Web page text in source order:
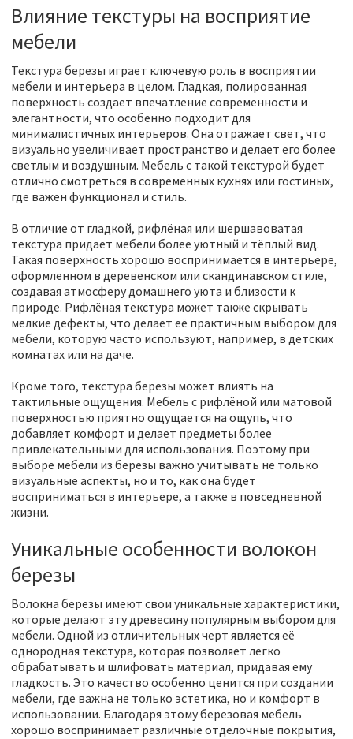
Влияние текстуры на восприятие
мебели
Текстура березы играет ключевую роль в восприятии
мебели и интерьера в целом. Гладкая, полированная
поверхность создает впечатление современности и
элегантности, что особенно подходит для
минималистичных интерьеров. Она отражает свет, что
визуально увеличивает пространство и делает его более
светлым и воздушным. Мебель с такой текстурой будет
отлично смотреться в современных кухнях или гостиных,
где важен функционал и стиль.
В отличие от гладкой, рифлёная или шершавоватая
текстура придает мебели более уютный и тёплый вид.
Такая поверхность хорошо воспринимается в интерьере,
оформленном в деревенском или скандинавском стиле,
создавая атмосферу домашнего уюта и близости к
природе. Рифлёная текстура может также скрывать
мелкие дефекты, что делает её практичным выбором для
мебели, которую часто используют, например, в детских
комнатах или на даче.
Кроме того, текстура березы может влиять на
тактильные ощущения. Мебель с рифлёной или матовой
поверхностью приятно ощущается на ощупь, что
добавляет комфорт и делает предметы более
привлекательными для использования. Поэтому при
выборе мебели из березы важно учитывать не только
визуальные аспекты, но и то, как она будет
восприниматься в интерьере, а также в повседневной
жизни.
Уникальные особенности волокон
березы
Волокна березы имеют свои уникальные характеристики,
которые делают эту древесину популярным выбором для
мебели. Одной из отличительных черт является её
однородная текстура, которая позволяет легко
обрабатывать и шлифовать материал, придавая ему
гладкость. Это качество особенно ценится при создании
мебели, где важна не только эстетика, но и комфорт в
использовании. Благодаря этому березовая мебель
хорошо воспринимает различные отделочные покрытия,